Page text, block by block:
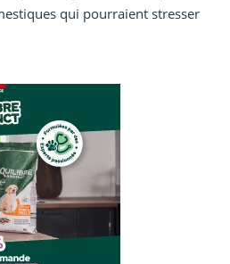
qui pourraient stresser